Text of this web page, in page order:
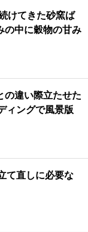
けてきた砂窯ば
の中に穀物の甘み
の違い際立たせた
ィングで風景版
て直しに必要な